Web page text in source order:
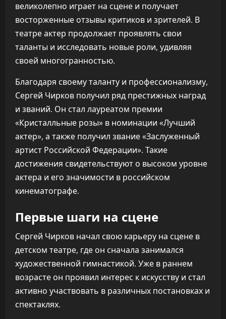
великолепно играет на сцене и получает
восторженные отзывы критиков и зрителей. В
театре актер продолжает проявлять свои
таланты и исследовать новые роли, удивляя
своей многогранностью.
Благодаря своему таланту и профессионализму,
Сергей Чирков получил ряд престижных наград
и званий. Он стал лауреатом премии
«Кристалльные розы» в номинации «Лучший
актер», а также получил звание «Заслуженный
артист Российской Федерации». Такие
достижения свидетельствуют о высоком уровне
актера и его значимости в российском
кинематографе.
Первые шаги на сцене
Сергей Чирков начал свою карьеру на сцене в
детском театре, где он сначала занимался
художественной гимнастикой. Уже в раннем
возрасте он проявил интерес к искусству и стал
активно участвовать в различных постановках и
спектаклях.